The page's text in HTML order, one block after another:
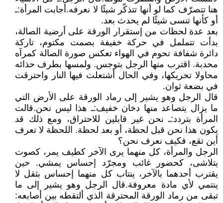
هنا تتصرّف كما لو أنها تتذكّر شيئًا لا نعرفه. أجابت المرأة: ـ
أو كأنها تنسى شيئًا لم يحدث بعد.
بعد عدة لحظات من إستقرار الورقة على أرضية الصالة،
بدأت تتململ في حركة خفيفة بصمت مكتوم، تاركة
دائرة شفافة تحوم في الهواء تعكس صورة الصالة كمرآه
محدبة. اقترب منها الرجل بتوجس. ولمسها بطرف حذائه
محاولا تحريكها، وفي الحال أشتعلت فيها النار واحترقت
في بضعة ثوان.
قال الرجل وهو يشير إلى رماد الورقة على الأرض التي
ما يزال يتصاعد منها دخان خفيف: ـ هذا ليس نحن. قالت
المرأة بتردد: ـ نحن غير قابلين للاحتراق، ومع ذلك قد
يكون هذا نحن قبل لحظة، أو بعد لحظة. اللحظة لا تعرف
أين تقع، فكيف نعرف نحن؟
الرجل والمرأة، كل منهما يرى الآخر كطيف يمر، كصوت
يتلاشى، كحضور غائب ومجرّد إحساس يمشي. حين
يقترب أحدهما بالآخر، ينتاب كل منهما إحساس بثقل لا
ينتمي لأي مادة معروفة. قال الرجل وهو يشير إلى ما
تبقى من رماد الورقة المحترقة الذي ألتقطه بين أصابعه: